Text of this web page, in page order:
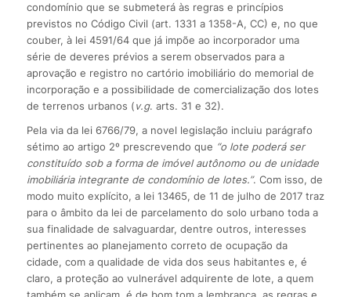
condomínio que se submeterá às regras e princípios
previstos no Código Civil (art. 1331 a 1358-A, CC) e, no que
couber, à lei 4591/64 que já impõe ao incorporador uma
série de deveres prévios a serem observados para a
aprovação e registro no cartório imobiliário do memorial de
incorporação e a possibilidade de comercialização dos lotes
de terrenos urbanos (v.g. arts. 31 e 32).
Pela via da lei 6766/79, a novel legislação incluiu parágrafo
sétimo ao artigo 2º prescrevendo que “o lote poderá ser
constituído sob a forma de imóvel autônomo ou de unidade
imobiliária integrante de condomínio de lotes.”. Com isso, de
modo muito explícito, a lei 13465, de 11 de julho de 2017 traz
para o âmbito da lei de parcelamento do solo urbano toda a
sua finalidade de salvaguardar, dentre outros, interesses
pertinentes ao planejamento correto de ocupação da
cidade, com a qualidade de vida dos seus habitantes e, é
claro, a proteção ao vulnerável adquirente de lote, a quem